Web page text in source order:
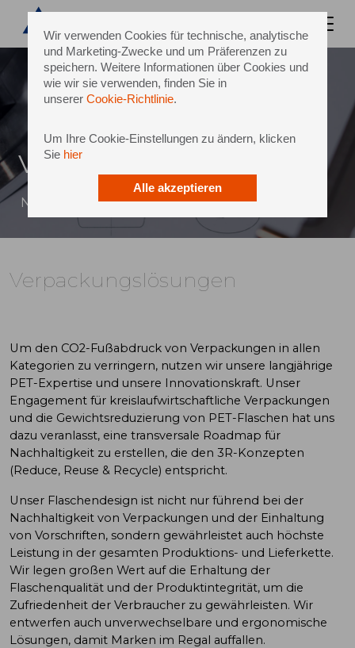
Wir verwenden Cookies für technische, analytische
und Marketing-Zwecke und um Präferenzen zu
speichern. Weitere Informationen über Cookies und
wie wir sie verwenden, finden Sie in
unserer Cookie-Richtlinie.
Um Ihre Cookie-Einstellungen zu ändern, klicken
Sie hier
Alle akzeptieren
Verpackungslösungen
Nachhaltige und kultige Flaschendesigns
Verpackungslösungen
Um den CO2-Fußabdruck von Verpackungen in allen
Kategorien zu verringern, nutzen wir unsere langjährige
PET-Expertise und unsere Innovationskraft. Unser
Engagement für kreislaufwirtschaftliche Verpackungen
und die Gewichtsreduzierung von PET-Flaschen hat uns
dazu veranlasst, eine transversale Roadmap für
Nachhaltigkeit zu erstellen, die den 3R-Konzepten
(Reduce, Reuse & Recycle) entspricht.
Unser Flaschendesign ist nicht nur führend bei der
Nachhaltigkeit von Verpackungen und der Einhaltung
von Vorschriften, sondern gewährleistet auch höchste
Leistung in der gesamten Produktions- und Lieferkette.
Wir legen großen Wert auf die Erhaltung der
Flaschenqualität und der Produktintegrität, um die
Zufriedenheit der Verbraucher zu gewährleisten. Wir
entwerfen auch unverwechselbare und ergonomische
Lösungen, damit Marken im Regal auffallen.